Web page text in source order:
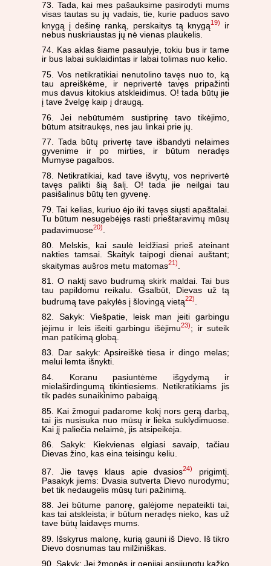
73. Tada, kai mes pašauksime pasirodyti mums
visas tautas su jų vadais, tie, kurie paduos savo
knygą į dešinę ranką, perskaitys tą knygą19)
ir
nebus nuskriaustas jų nė vienas plaukelis.
74. Kas aklas šiame pasaulyje, tokiu bus ir tame
ir bus labai suklaidintas ir labai tolimas nuo kelio.
75. Vos netikratikiai nenutolino tavęs nuo to, ką
tau apreiškėme, ir neprivertė tavęs pripažinti
mus davus kitokius atskleidimus. O! tada būtų jie
į tave žvelgę kaip į draugą.
76. Jei nebūtumėm sustiprinę tavo tikėjimo,
būtum atsitraukęs, nes jau linkai prie jų.
77. Tada būtų privertę tave išbandyti nelaimes
gyvenime ir po mirties, ir būtum neradęs
Mumyse pagalbos.
78. Netikratikiai, kad tave išvytų, vos neprivertė
tavęs palikti šią šalį. O! tada jie neilgai tau
pasišalinus būtų ten gyvenę.
79. Tai kelias, kuriuo ėjo iki tavęs siųsti apaštalai.
Tu būtum nesugebėjęs rasti prieštaravimų mūsų
padavimuose20)
80. Melskis, kai saulė leidžiasi prieš ateinant
nakties tamsai. Skaityk taipogi dienai auštant;
skaitymas aušros metu matomas21)
81. O naktį savo budrumą skirk maldai. Tai bus
tau papildomu reikalu. Gsalbūt, Dievas už tą
budrumą tave pakylės į šlovingą vietą22)
82. Sakyk: Viešpatie, leisk man įeiti garbingu
įėjimu ir leis išeiti garbingu išėjimu23); ir suteik
man patikimą globą.
83. Dar sakyk: Apsireiškė tiesa ir dingo melas;
melui lemta išnykti.
84. Koranu pasiuntėme išgydymą ir
mielaširdingumą tikintiesiems. Netikratikiams jis
tik padės sunaikinimo pabaigą.
85. Kai žmogui padarome kokį nors gerą darbą,
tai jis nusisuka nuo mūsų ir lieka suklydimuose.
Kai jį paliečia nelaimė, jis atsipeikėja.
86. Sakyk: Kiekvienas elgiasi savaip, tačiau
Dievas žino, kas eina teisingu keliu.
87. Jie tavęs klaus apie dvasios24)
prigimtį.
Pasakyk jiems: Dvasia sutverta Dievo nurodymu;
bet tik nedaugelis mūsų turi pažinimą.
88. Jei būtume panorę, galėjome nepateikti tai,
kas tai atskleista; ir būtum neradęs nieko, kas už
tave būtų laidavęs mums.
89. Išskyrus malonę, kurią gauni iš Dievo. Iš tikro
Dievo dosnumas tau milžiniškas.
90. Sakyk: Jei žmonės ir genijai apsijungtų kažko